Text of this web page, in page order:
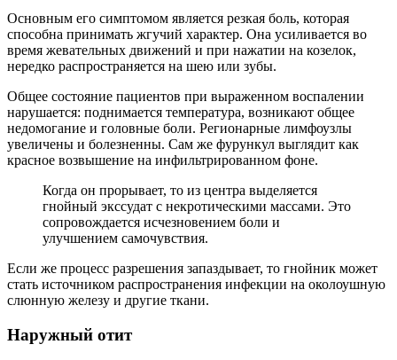
Основным его симптомом является резкая боль, которая
способна принимать жгучий характер. Она усиливается во
время жевательных движений и при нажатии на козелок,
нередко распространяется на шею или зубы.
Общее состояние пациентов при выраженном воспалении
нарушается: поднимается температура, возникают общее
недомогание и головные боли. Регионарные лимфоузлы
увеличены и болезненны. Сам же фурункул выглядит как
красное возвышение на инфильтрированном фоне.
Когда он прорывает, то из центра выделяется
гнойный экссудат с некротическими массами. Это
сопровождается исчезновением боли и
улучшением самочувствия.
Если же процесс разрешения запаздывает, то гнойник может
стать источником распространения инфекции на околоушную
слюнную железу и другие ткани.
Наружный отит